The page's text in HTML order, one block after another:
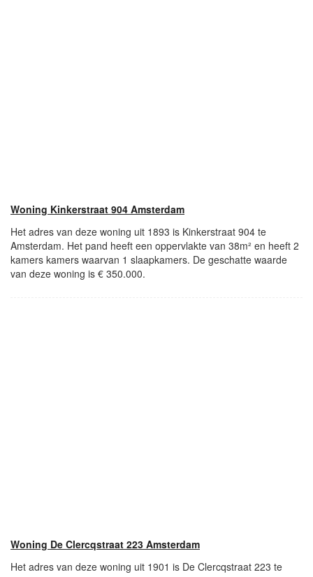
Woning Kinkerstraat 904 Amsterdam
Het adres van deze woning uit 1893 is Kinkerstraat 904 te
Amsterdam. Het pand heeft een oppervlakte van 38m² en heeft 2
kamers kamers waarvan 1 slaapkamers. De geschatte waarde
van deze woning is € 350.000.
Woning De Clercqstraat 223 Amsterdam
Het adres van deze woning uit 1901 is De Clercqstraat 223 te